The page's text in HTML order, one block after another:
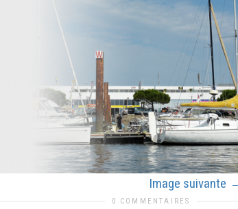
Image suivante
0 COMMENTAIRES